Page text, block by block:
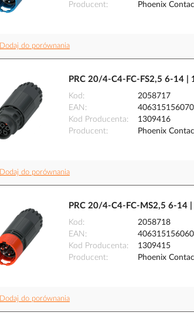
Producent
Phoenix
Dodaj do porównania
PRC 20/4-C4-FC-FS2,5 6-14
Kod
2058717
EAN
Kod Producenta
1309416
Producent
Phoenix
Dodaj do porównania
PRC 20/4-C4-FC-MS2,5 6-14
Kod
2058718
EAN
Kod Producenta
1309415
Producent
Phoenix
Dodaj do porównania